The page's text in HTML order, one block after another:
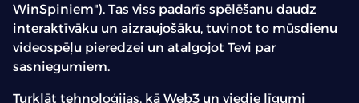
WinSpiniem"). Tas viss padarīs spēlēšanu daudz
interaktīvāku un aizraujošāku, tuvinot to mūsdienu
videospēļu pieredzei un atalgojot Tevi par
sasniegumiem.
Turklāt tehnoloģijas, kā Web3 un viedie līgumi